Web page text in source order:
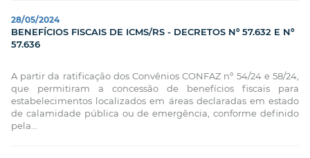
28/05/2024
BENEFÍCIOS FISCAIS DE ICMS/RS - DECRETOS Nº 57.632 E Nº
57.636
A partir da ratificação dos Convênios CONFAZ nº 54/24 e 58/24,
que permitiram a concessão de benefícios fiscais para
estabelecimentos localizados em áreas declaradas em estado
de calamidade pública ou de emergência, conforme definido
pela...